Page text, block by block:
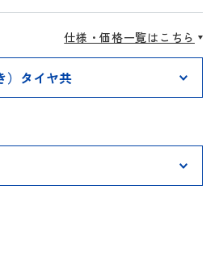
仕様・価格一覧はこちら